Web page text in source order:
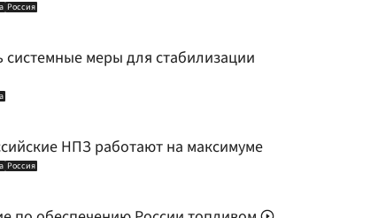
Россия
системные меры для стабилизации
НПЗ работают на максимуме
Россия